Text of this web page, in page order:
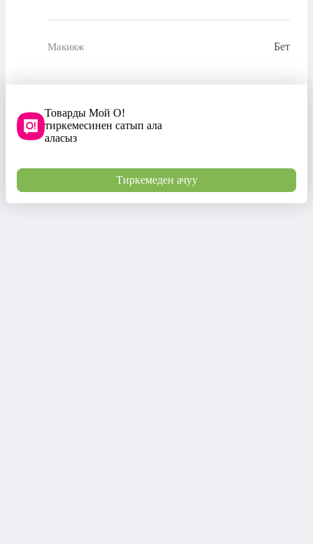
Макияж Бет
Товарды Мой О!
тиркемесинен сатып ала
аласыз
Тиркемеден ачуу